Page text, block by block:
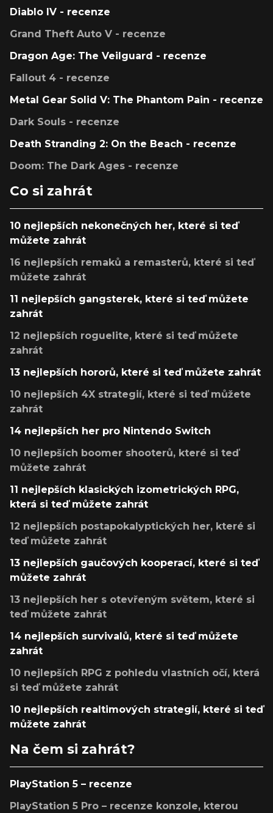
Diablo IV - recenze
Grand Theft Auto V - recenze
Dragon Age: The Veilguard - recenze
Fallout 4 - recenze
Metal Gear Solid V: The Phantom Pain - recenze
Dark Souls - recenze
Death Stranding 2: On the Beach - recenze
Doom: The Dark Ages - recenze
Co si zahrát
10 nejlepších nekonečných her, které si teď
můžete zahrát
16 nejlepších remaků a remasterů, které si teď
můžete zahrát
11 nejlepších gangsterek, které si teď můžete
zahrát
12 nejlepších roguelite, které si teď můžete
zahrát
13 nejlepších hororů, které si teď můžete zahrát
10 nejlepších 4X strategií, které si teď můžete
zahrát
14 nejlepších her pro Nintendo Switch
10 nejlepších boomer shooterů, které si teď
můžete zahrát
11 nejlepších klasických izometrických RPG,
která si teď můžete zahrát
12 nejlepších postapokalyptických her, které si
teď můžete zahrát
13 nejlepších gaučových kooperací, které si teď
můžete zahrát
13 nejlepších her s otevřeným světem, které si
teď můžete zahrát
14 nejlepších survivalů, které si teď můžete
zahrát
10 nejlepších RPG z pohledu vlastních očí, která
si teď můžete zahrát
10 nejlepších realtimových strategií, které si teď
můžete zahrát
Na čem si zahrát?
PlayStation 5 – recenze
PlayStation 5 Pro – recenze konzole, kterou